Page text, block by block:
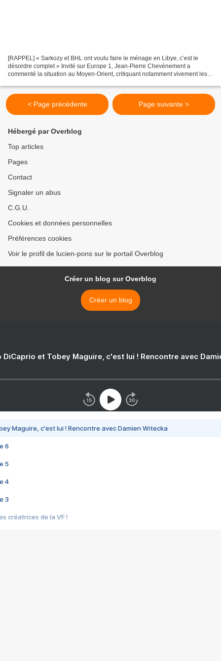
[RAPPEL] « Sarkozy et BHL ont voulu faire le ménage en Libye, c’est le
désordre complet » Invité sur Europe 1, Jean-Pierre Chevènement a
commenté la situation au Moyen-Orient, critiquant notamment vivement les
< Page précédente Page suivante >
Hébergé par Overblog
Top articles
Pages
Contact
Signaler un abus
C.G.U.
Cookies et données personnelles
Préférences cookies
Voir le profil de lucien-pons sur le portail Overblog
Créer un blog sur Overblog
Créer un blog
DiCaprio et Tobey Maguire, c'est lui ! Rencontre avec
Maguire, c'est lui ! Rencontre avec Damien Witecka
6
5
4
3
créatrices de la VF !